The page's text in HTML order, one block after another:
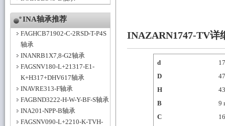
INA轴承推荐
FAGHCB71902-C-2RSD-T-P4S
轴承
INANRB1X7,8-G2轴承
FAGSNV180-L+21317-E1-
K+H317+DHV617轴承
INAVRE313-F轴承
FAGBND3222-H-W-Y-BF-S轴承
INA201-NPP-B轴承
FAGSNV090-L+2210-K-TVH-
INAZARN1747-TV详
d
17
D
47
H
43
B
9
C
16